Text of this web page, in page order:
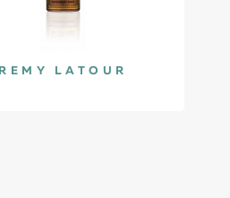
REMY LATOUR